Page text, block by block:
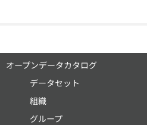
オープンデータカタログ
データセット
組織
グループ